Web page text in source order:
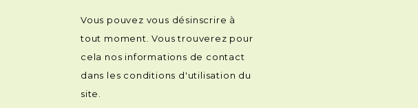
Vous pouvez vous désinscrire à
tout moment. Vous trouverez pour
cela nos informations de contact
dans les conditions d'utilisation du
site.